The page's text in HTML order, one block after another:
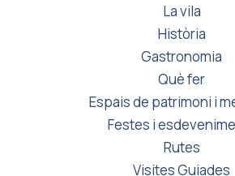
La vila
Història
Gastronomia
Què fer
Espais de patrimoni i
Festes i
Rutes
Visites Guiades